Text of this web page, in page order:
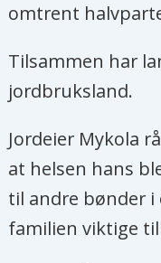
omtrent
Tilsammen har
jordbruksland.
Jordeier Mykola
at helsen hans
til andre bønder i
familien viktige